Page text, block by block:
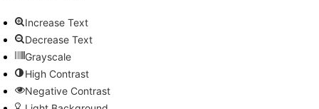
Increase Text
Decrease Text
Grayscale
High Contrast
Negative Contrast